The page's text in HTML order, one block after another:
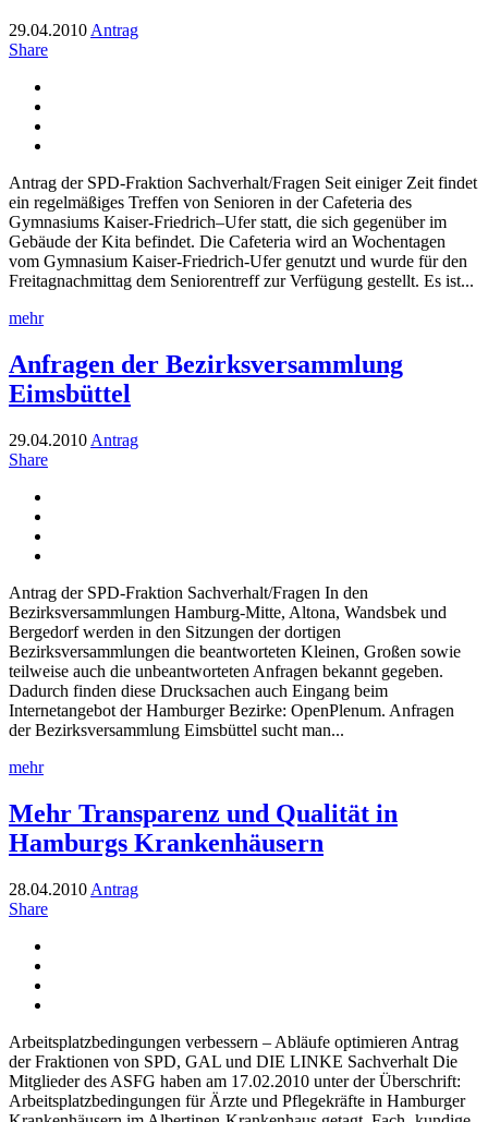
29.04.2010 Antrag
Share
Antrag der SPD-Fraktion Sachverhalt/Fragen Seit einiger Zeit findet
ein regelmäßiges Treffen von Senioren in der Cafeteria des
Gymnasiums Kaiser-Friedrich–Ufer statt, die sich gegenüber im
Gebäude der Kita befindet. Die Cafeteria wird an Wochentagen
vom Gymnasium Kaiser-Friedrich-Ufer genutzt und wurde für den
Freitagnachmittag dem Seniorentreff zur Verfügung gestellt. Es ist...
mehr
Anfragen der Bezirksversammlung
Eimsbüttel
29.04.2010 Antrag
Share
Antrag der SPD-Fraktion Sachverhalt/Fragen In den
Bezirksversammlungen Hamburg-Mitte, Altona, Wandsbek und
Bergedorf werden in den Sitzungen der dortigen
Bezirksversammlungen die beantworteten Kleinen, Großen sowie
teilweise auch die unbeantworteten Anfragen bekannt gegeben.
Dadurch finden diese Drucksachen auch Eingang beim
Internetangebot der Hamburger Bezirke: OpenPlenum. Anfragen
der Bezirksversammlung Eimsbüttel sucht man...
mehr
Mehr Transparenz und Qualität in
Hamburgs Krankenhäusern
28.04.2010 Antrag
Share
Arbeitsplatzbedingungen verbessern – Abläufe optimieren Antrag
der Fraktionen von SPD, GAL und DIE LINKE Sachverhalt Die
Mitglieder des ASFG haben am 17.02.2010 unter der Überschrift:
Arbeitsplatzbedingungen für Ärzte und Pflegekräfte in Hamburger